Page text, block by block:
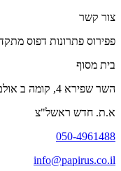
צור קשר
פפירוס פתרונות דפוס
בית מסוף
השר שפירא 4, קומה ב אולם 8
א.ת. חדש ראשל"צ
050-4961488
info@papirus.co.il